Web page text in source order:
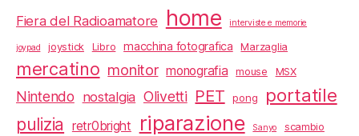
Fiera del Radioamatore home interviste e memorie
joypad joystick Libro macchina fotografica Marzaglia
mercatino monitor monografia mouse MSX
Nintendo nostalgia Olivetti PET pong portatile
pulizia retr0bright riparazione Sanyo scambio